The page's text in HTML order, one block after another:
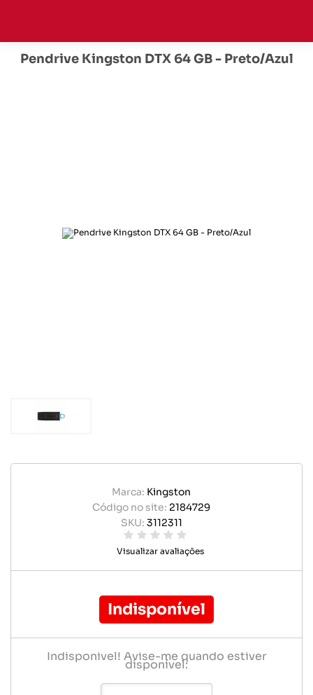
Pendrive Kingston DTX 64 GB - Preto/Azul
Marca: Kingston
Código no site: 2184729
SKU: 3112311
Visualizar avaliações
Indisponível
Indisponível! Avise-me quando estiver
disponível: